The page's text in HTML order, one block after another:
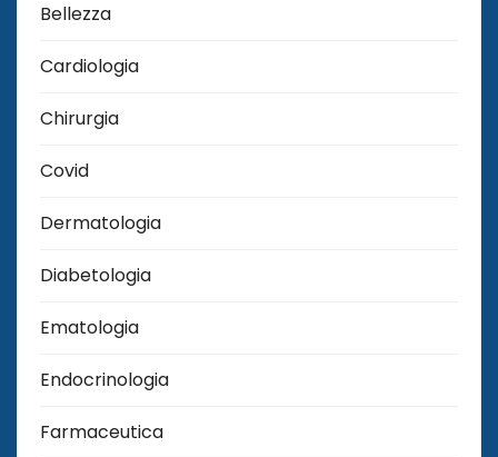
Bellezza
Cardiologia
Chirurgia
Covid
Dermatologia
Diabetologia
Ematologia
Endocrinologia
Farmaceutica